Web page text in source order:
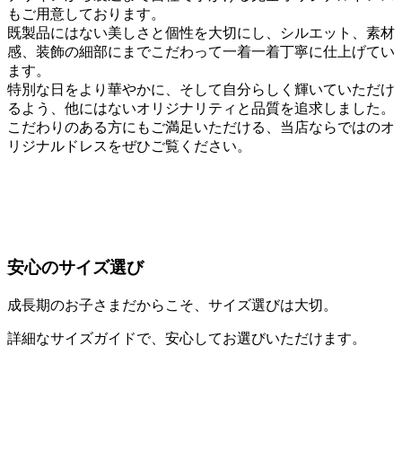
もご用意しております。
既製品にはない美しさと個性を大切にし、シルエット、素材
感、装飾の細部にまでこだわって一着一着丁寧に仕上げてい
ます。
特別な日をより華やかに、そして自分らしく輝いていただけ
るよう、他にはないオリジナリティと品質を追求しました。
こだわりのある方にもご満足いただける、当店ならではのオ
リジナルドレスをぜひご覧ください。
安心のサイズ選び
成長期のお子さまだからこそ、サイズ選びは大切。
詳細なサイズガイドで、安心してお選びいただけます。